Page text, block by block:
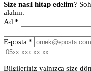
Size nasıl hitap edelim?
alalım.
Ad *
E-posta *
Bilgileriniz yalnızca size